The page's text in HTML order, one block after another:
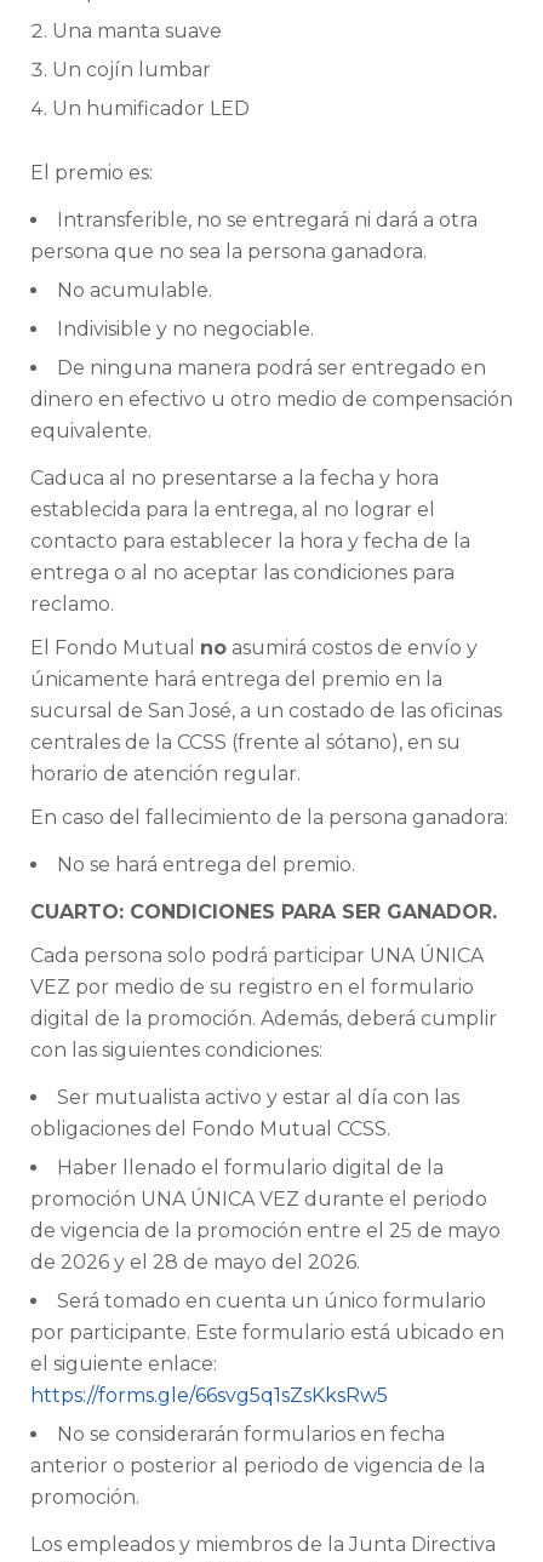
Una manta suave
Un cojín lumbar
Un humificador LED
El premio es:
Intransferible, no se entregará ni dará a otra
persona que no sea la persona ganadora.
No acumulable.
Indivisible y no negociable.
De ninguna manera podrá ser entregado en
dinero en efectivo u otro medio de compensación
equivalente.
Caduca al no presentarse a la fecha y hora
establecida para la entrega, al no lograr el
contacto para establecer la hora y fecha de la
entrega o al no aceptar las condiciones para
reclamo.
El Fondo Mutual no asumirá costos de envío y
únicamente hará entrega del premio en la
sucursal de San José, a un costado de las oficinas
centrales de la CCSS (frente al sótano), en su
horario de atención regular.
En caso del fallecimiento de la persona ganadora:
No se hará entrega del premio.
CUARTO: CONDICIONES PARA SER GANADOR.
Cada persona solo podrá participar UNA ÚNICA
VEZ por medio de su registro en el formulario
digital de la promoción. Además, deberá cumplir
con las siguientes condiciones:
Ser mutualista activo y estar al día con las
obligaciones del Fondo Mutual CCSS.
Haber llenado el formulario digital de la
promoción UNA ÚNICA VEZ durante el periodo
de vigencia de la promoción entre el 25 de mayo
de 2026 y el 28 de mayo del 2026.
Será tomado en cuenta un único formulario
por participante. Este formulario está ubicado en
el siguiente enlace:
https://forms.gle/66svg5q1sZsKksRw5
No se considerarán formularios en fecha
anterior o posterior al periodo de vigencia de la
promoción.
Los empleados y miembros de la Junta Directiva